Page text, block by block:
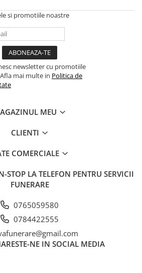
si promotiile noastre
newsletter cu promotiile
mai multe in Politica de
MEU
CLIENTI
COMERCIALE
STOP LA TELEFON PENTRU SERVICII
FUNERARE
0765059580
0784422555
NE IN SOCIAL MEDIA